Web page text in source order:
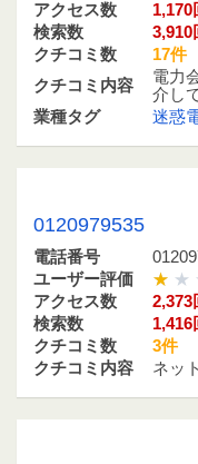
アクセス数
1,170
検索数
3,910
クチコミ数
17件
クチコミ内容
電力
介し
業種タグ
迷惑
0120979535
電話番号
ユーザー評価
アクセス数
2,373
検索数
1,416
クチコミ数
3件
クチコミ内容
ネッ